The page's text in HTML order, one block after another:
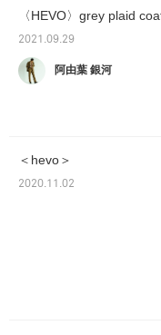
〈HEVO〉grey plaid
2021.09.29
阿由葉 銀河
＜hevo＞
2020.11.02